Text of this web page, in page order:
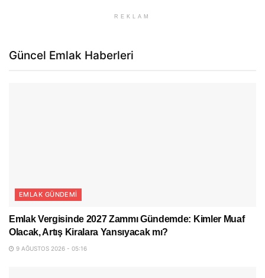
REKLAM
Güncel Emlak Haberleri
EMLAK GÜNDEMI
Emlak Vergisinde 2027 Zammı Gündemde: Kimler Muaf
Olacak, Artış Kiralara Yansıyacak mı?
9 AĞUSTOS 2026 - 05:16